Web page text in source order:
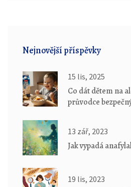
Nejnovější příspěvky
15 lis, 2025
Co dát dětem na
průvodce
13 zář, 2023
Jak vypadá
19 lis, 2023